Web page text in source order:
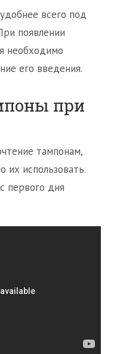
всего под
появлении
необходимо
его введения.
при
тампонам,
их использовать.
первого дня